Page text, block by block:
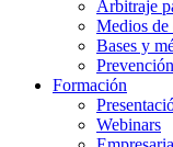
Arbitraje
Medios de
Bases y
Formación
Webinars